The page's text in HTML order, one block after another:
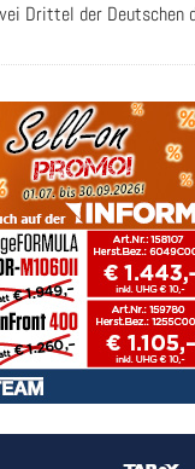
Drittel der Deutschen